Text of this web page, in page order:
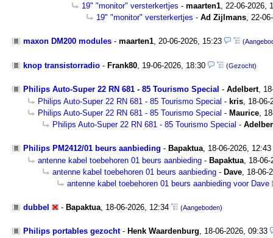
19" "monitor" versterkertjes - maarten1, 22-06-2026,
19" "monitor" versterkertjes - Ad Zijlmans, 22-
maxon DM200 modules - maarten1 20-06-2026, 15:23
knop transistorradio - Frank80 19-06-2026, 18:30 (Gezocht)
Philips Auto-Super 22 RN 681 - 85 Tourismo Special - Adelbert,
Philips Auto-Super 22 RN 681 - 85 Tourismo Special - kris, 18-06-
Philips Auto-Super 22 RN 681 - 85 Tourismo Special - Maurice,
Philips Auto-Super 22 RN 681 - 85 Tourismo Special -
Philips PM2412/01 beurs aanbieding - Bapaktua 18-06-2026, 12:43
antenne kabel toebehoren 01 beurs aanbieding - Bapaktua 18-
antenne kabel toebehoren 01 beurs aanbieding - Dave 18-06-
antenne kabel toebehoren 01 beurs aanbieding voor Dave
dubbel - Bapaktua 18-06-2026, 12:34 (Aangeboden)
Philips portables gezocht- Henk Waardenburg, 18-06-2026, 09:33